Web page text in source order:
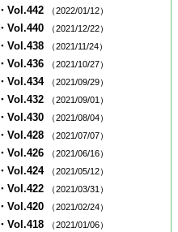
・Vol.442 （2022/01/12）
・Vol.440 （2021/12/22）
・Vol.438 （2021/11/24）
・Vol.436 （2021/10/27）
・Vol.434 （2021/09/29）
・Vol.432 （2021/09/01）
・Vol.430 （2021/08/04）
・Vol.428 （2021/07/07）
・Vol.426 （2021/06/16）
・Vol.424 （2021/05/12）
・Vol.422 （2021/03/31）
・Vol.420 （2021/02/24）
・Vol.418 （2021/01/06）